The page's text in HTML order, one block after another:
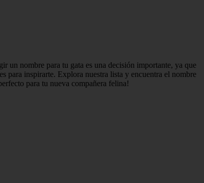
un nombre para tu gata es una decisión importante, ya que
para inspirarte. Explora nuestra lista y encuentra el nombre
para tu nueva compañera felina!